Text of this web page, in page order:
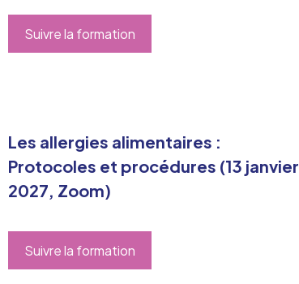
Suivre la formation
Les allergies alimentaires :
Protocoles et procédures (13 janvier
2027, Zoom)
Suivre la formation